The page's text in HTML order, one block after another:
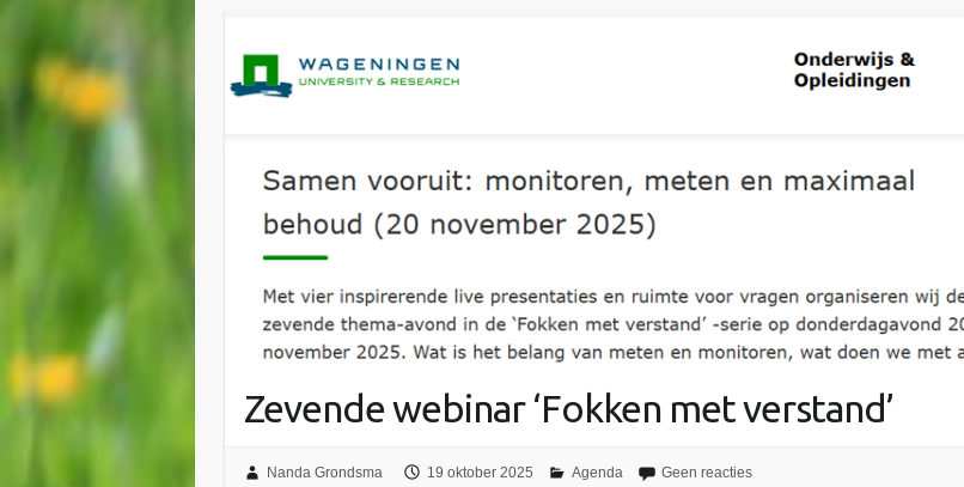
Zevende webinar ‘Fokken met verstand’
Nanda Grondsma 19 oktober 2025 Agenda Geen reacties